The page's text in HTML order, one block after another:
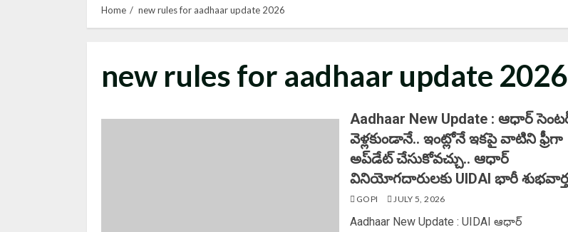
Home new rules for aadhaar update 2026
new rules for aadhaar update 2026
Aadhaar New Update : ఆధార్
వెళ్లకుండానే.. ఇంట్లోనే ఇకపై వాటిని ఫ్రీగా
అప్‌డేట్ చేసుకోవచ్చు.. ఆధార్
వినియోగదారులకు UIDAI భారీ
GOPI JULY 5, 2026
Aadhaar New Update : UIDAI ఆధార్